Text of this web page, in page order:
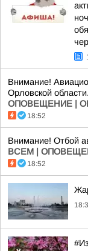
Внимание!
Орловской
ОПОВЕЩЕНИЕ |
18:52
Внимание! Отбой
ВСЕМ |
18:52